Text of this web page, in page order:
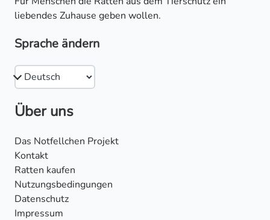
liebendes Zuhause geben wollen.
Sprache ändern
Über uns
Das Notfellchen Projekt
Kontakt
Ratten kaufen
Nutzungsbedingungen
Datenschutz
Impressum